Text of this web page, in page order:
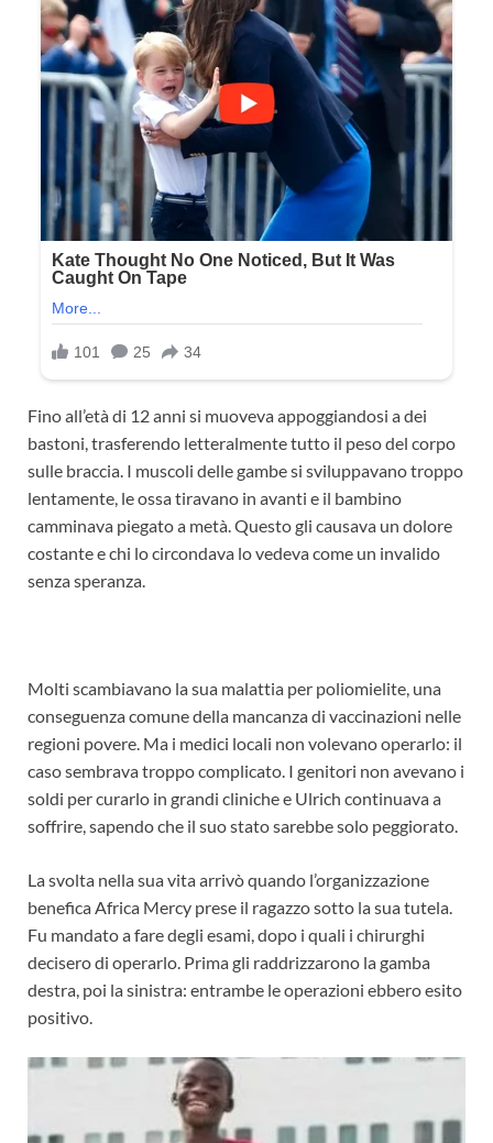
Fino all’età di 12 anni si muoveva appoggiandosi a dei
bastoni, trasferendo letteralmente tutto il peso del corpo
sulle braccia. I muscoli delle gambe si sviluppavano troppo
lentamente, le ossa tiravano in avanti e il bambino
camminava piegato a metà. Questo gli causava un dolore
costante e chi lo circondava lo vedeva come un invalido
senza speranza.
Molti scambiavano la sua malattia per poliomielite, una
conseguenza comune della mancanza di vaccinazioni nelle
regioni povere. Ma i medici locali non volevano operarlo: il
caso sembrava troppo complicato. I genitori non avevano i
soldi per curarlo in grandi cliniche e Ulrich continuava a
soffrire, sapendo che il suo stato sarebbe solo peggiorato.
La svolta nella sua vita arrivò quando l’organizzazione
benefica Africa Mercy prese il ragazzo sotto la sua tutela.
Fu mandato a fare degli esami, dopo i quali i chirurghi
decisero di operarlo. Prima gli raddrizzarono la gamba
destra, poi la sinistra: entrambe le operazioni ebbero esito
positivo.